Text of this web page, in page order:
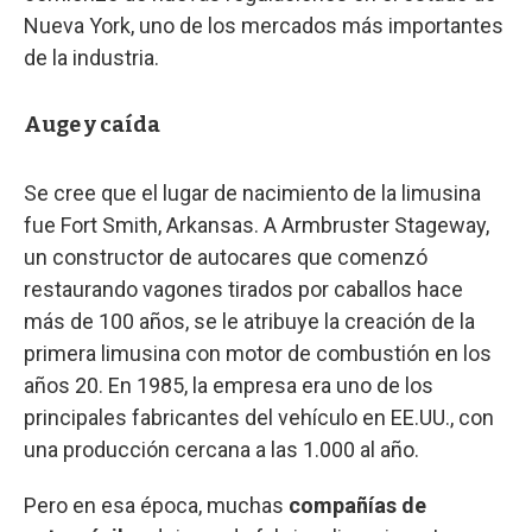
Nueva York, uno de los mercados más importantes
de la industria.
Auge y caída
Se cree que el lugar de nacimiento de la limusina
fue Fort Smith, Arkansas. A Armbruster Stageway,
un constructor de autocares que comenzó
restaurando vagones tirados por caballos hace
más de 100 años, se le atribuye la creación de la
primera limusina con motor de combustión en los
años 20. En 1985, la empresa era uno de los
principales fabricantes del vehículo en EE.UU., con
una producción cercana a las 1.000 al año.
Pero en esa época, muchas compañías de